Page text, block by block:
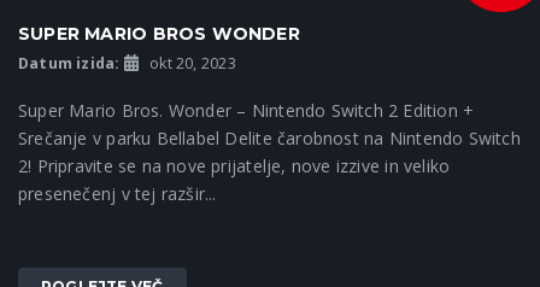
SUPER MARIO BROS WONDER
Datum izida: okt 20, 2023
Super Mario Bros. Wonder – Nintendo Switch 2 Edition +
Srečanje v parku Bellabel Delite čarobnost na Nintendo Switch
2! Pripravite se na nove prijatelje, nove izzive in veliko
presenečenj v tej razšir...